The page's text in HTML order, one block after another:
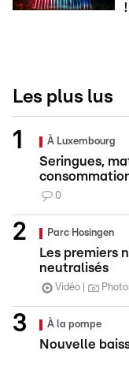
!
Les plus lus
À Luxembourg
Seringues,
0
Parc Hosingen
Les premiers
neutralisés
Vidéo
À la pompe
Nouvelle